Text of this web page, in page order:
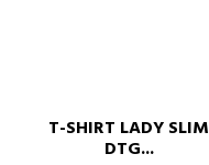
T-SHIRT LADY SLIM
DTG...